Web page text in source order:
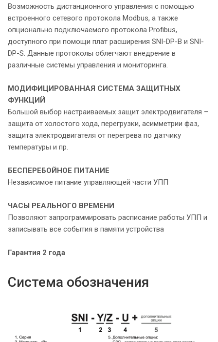
Возможность дистанционного управления с помощью
встроенного сетевого протокола Modbus, а также
опционально подключаемого протокола Profibus,
доступного при помощи плат расширения SNI-DP-B и SNI-
DP-S. Данные протоколы облегчают внедрение в
различные системы управления и мониторинга.
МОДИФИЦИРОВАННАЯ СИСТЕМА ЗАЩИТНЫХ
ФУНКЦИЙ
Большой выбор настраиваемых защит электродвигателя –
защита от холостого хода, перегрузки, асимметрии фаз,
защита электродвигателя от перегрева по датчику
температуры и пр.
БЕСПЕРЕБОЙНОЕ ПИТАНИЕ
Независимое питание управляющей части УПП
ЧАСЫ РЕАЛЬНОГО ВРЕМЕНИ
Позволяют запрограммировать расписание работы УПП и
записывать все события в памяти устройства
Гарантия 2 года
Система обозначения